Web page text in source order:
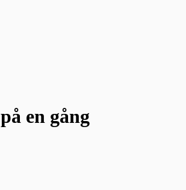
på en gång